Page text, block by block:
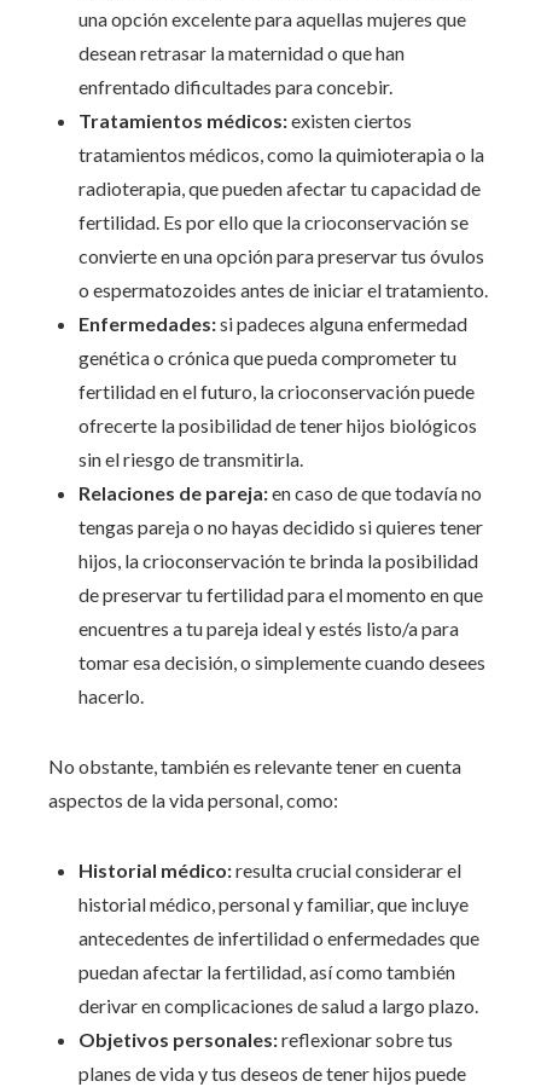
una opción excelente para aquellas mujeres que
desean retrasar la maternidad o que han
enfrentado dificultades para concebir.
Tratamientos médicos:existen ciertos
tratamientos médicos, como la quimioterapia o la
radioterapia, que pueden afectar tu capacidad de
fertilidad. Es por ello que la crioconservación se
convierte en una opción para preservar tus óvulos
o espermatozoides antes de iniciar el tratamiento.
Enfermedades:si padeces alguna enfermedad
genética o crónica que pueda comprometer tu
fertilidad en el futuro, la crioconservación puede
ofrecerte la posibilidad de tener hijos biológicos
sin el riesgo de transmitirla.
Relaciones de pareja:en caso de que todavía no
tengas pareja o no hayas decidido si quieres tener
hijos, la crioconservación te brinda la posibilidad
de preservar tu fertilidad para el momento en que
encuentres a tu pareja ideal y estés listo/a para
tomar esa decisión, o simplemente cuando desees
hacerlo.
No obstante, también es relevante tener en cuenta
aspectos de la vida personal, como:
Historial médico:resulta crucial considerar el
historial médico, personal y familiar, que incluye
antecedentes de infertilidad o enfermedades que
puedan afectar la fertilidad, así como también
derivar en complicaciones de salud a largo plazo.
Objetivos personales:reflexionar sobre tus
planes de vida y tus deseos de tener hijos puede